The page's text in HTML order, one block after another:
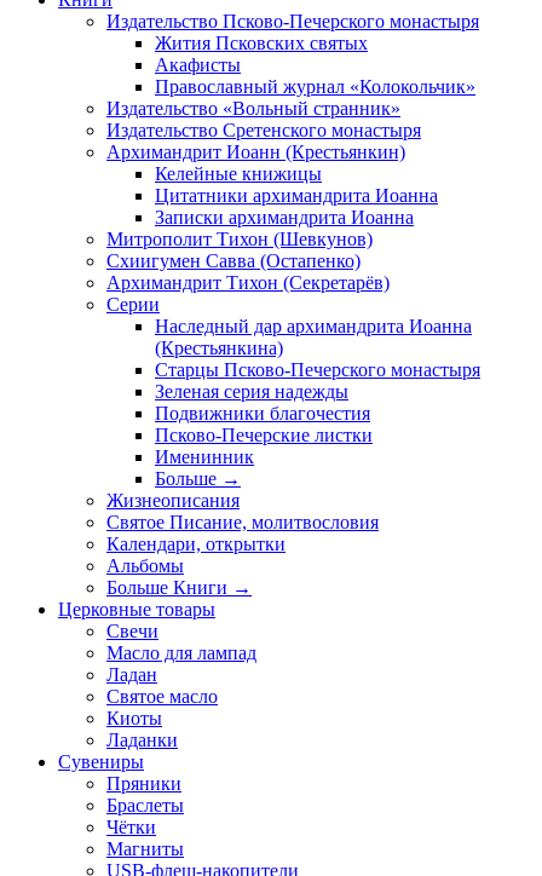
Издательство Псково-Печерского монастыря
Жития Псковских святых
Акафисты
Православный журнал «Колокольчик»
Издательство «Вольный странник»
Издательство Сретенского монастыря
Архимандрит Иоанн (Крестьянкин)
Келейные книжицы
Цитатники архимандрита Иоанна
Записки архимандрита Иоанна
Митрополит Тихон (Шевкунов)
Схиигумен Савва (Остапенко)
Архимандрит Тихон (Секретарёв)
Серии
Наследный дар архимандрита Иоанна
(Крестьянкина)
Старцы Псково-Печерского монастыря
Зеленая серия надежды
Подвижники благочестия
Псково-Печерские листки
Именинник
Больше →
Жизнеописания
Святое Писание, молитвословия
Календари, открытки
Альбомы
Больше Книги →
Церковные товары
Свечи
Масло для лампад
Ладан
Святое масло
Киоты
Ладанки
Сувениры
Пряники
Браслеты
Чётки
Магниты
USB-флеш-накопители